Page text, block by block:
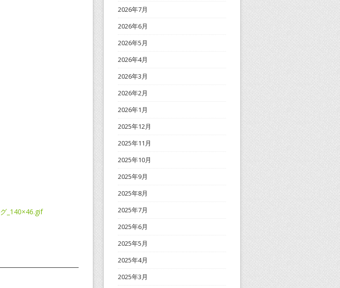
2026年7月
2026年6月
2026年5月
2026年4月
2026年3月
2026年2月
2026年1月
2025年12月
2025年11月
2025年10月
2025年9月
2025年8月
2025年7月
2025年6月
2025年5月
2025年4月
2025年3月